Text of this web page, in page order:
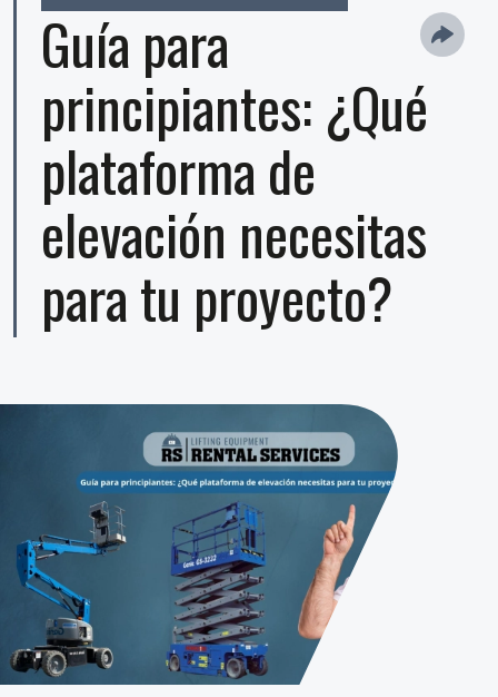
Guía para
principiantes: ¿Qué
plataforma de
elevación necesitas
para tu proyecto?